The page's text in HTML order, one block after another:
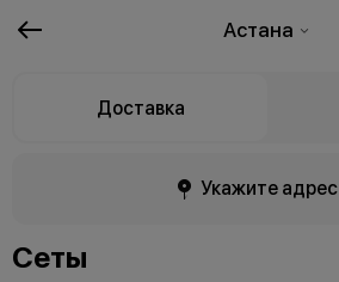
Астана
Доставка
Укажите
Сеты